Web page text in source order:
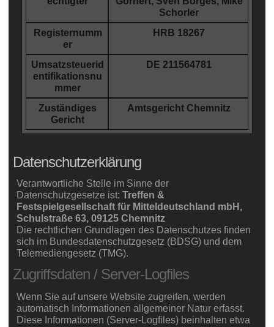
Schorler
Registernumm
er
HRB 18267
Umsatzsteuerid
entifikationsnu
mmer
DE 211564781
Zuständiges
Gericht
Amtsgericht Chemnitz
Datenschutzerklärung
Verantwortliche Stelle im Sinne der
Datenschutzgesetze ist:Treffen &
Festspielgesellschaft für Mitteldeutschland mbH,
Schulstraße 63, 09125 Chemnitz
Die rechtlichen Grundlagen des Datenschutzes finden
sich im Bundesdatenschutzgesetz (BDSG) und dem
Telemediengesetz (TMG).
Zugriffsdaten / Server-Logfiles
Wenn Sie auf unsere Website zugreifen, werden
automatisch Informationen allgemeiner Natur erfasst.
Diese Informationen (Server-Logfiles) beinhalten etwa